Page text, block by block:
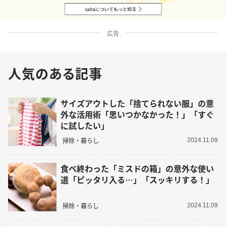
広告
人気のある記事
サイズアウトした「捨てられない服」の意
外な活用術「思いつかなかった！」「すぐ
に試したい」
掃除・暮らし 2024.11.09
食べ終わった「ミスドの箱」の意外な使い
道「ピッタリ入る…」「スッキリする！」
掃除・暮らし 2024.11.09